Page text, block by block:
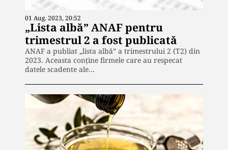
01 Aug. 2023, 20:52
„Lista albă” ANAF pentru
trimestrul 2 a fost publicată
ANAF a publiat „lista albă” a trimestrului 2 (T2) din
2023. Aceasta conține firmele care au respecat
datele scadente ale…